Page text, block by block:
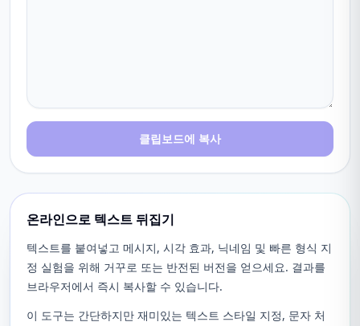
클립보드에 복사
온라인으로 텍스트 뒤집기
텍스트를 붙여넣고 메시지, 시각 효과, 닉네임 및 빠른 형식 지
정 실험을 위해 거꾸로 또는 반전된 버전을 얻으세요. 결과를
브라우저에서 즉시 복사할 수 있습니다.
이 도구는 간단하지만 재미있는 텍스트 스타일 지정, 문자 처